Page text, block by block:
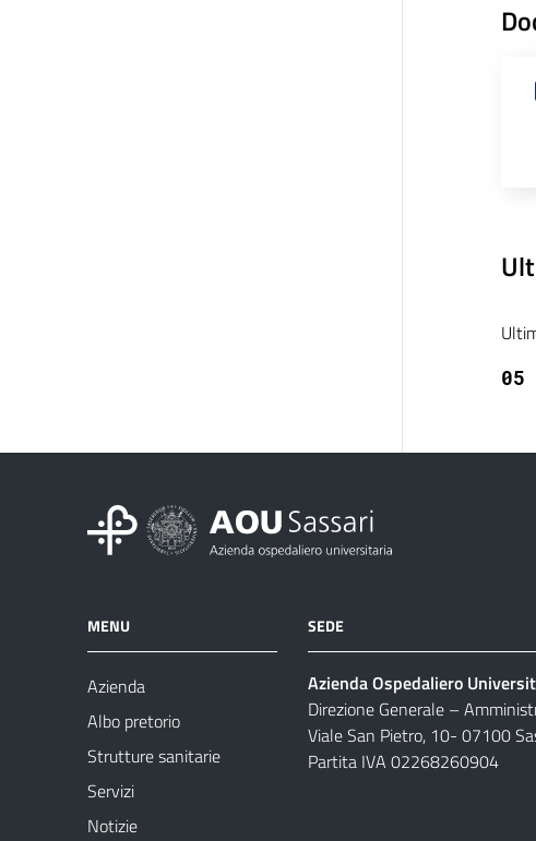
05
MENU
Azienda
Albo pretorio
Strutture sanitarie
Servizi
Notizie
SEDE
Azienda Ospedaliero
Direzione Generale –
Viale San Pietro, 10- 07100
Partita IVA 02268260904